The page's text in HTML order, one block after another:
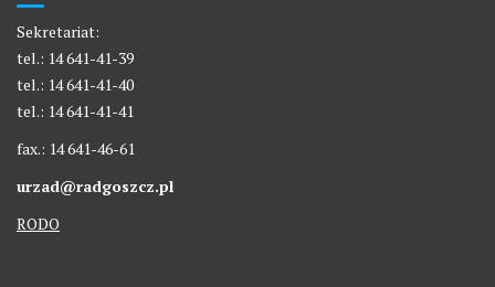
Sekretariat:
tel.: 14 641-41-39
tel.: 14 641-41-40
tel.: 14 641-41-41
fax.: 14 641-46-61
urzad@radgoszcz.pl
RODO